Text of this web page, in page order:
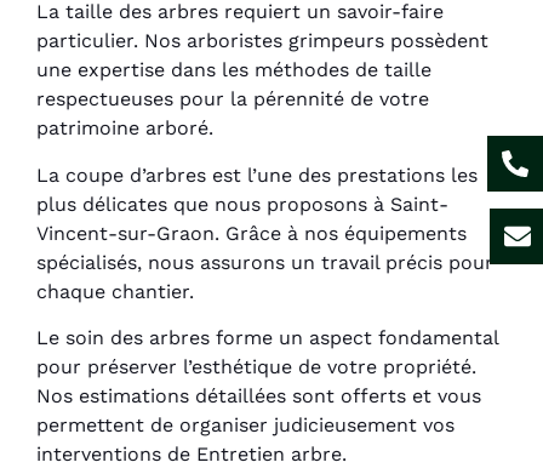
La taille des arbres requiert un savoir-faire
particulier. Nos arboristes grimpeurs possèdent
une expertise dans les méthodes de taille
respectueuses pour la pérennité de votre
patrimoine arboré.
La coupe d’arbres est l’une des prestations les
plus délicates que nous proposons à Saint-
Vincent-sur-Graon. Grâce à nos équipements
spécialisés, nous assurons un travail précis pour
chaque chantier.
Le soin des arbres forme un aspect fondamental
pour préserver l’esthétique de votre propriété.
Nos estimations détaillées sont offerts et vous
permettent de organiser judicieusement vos
interventions de Entretien arbre.